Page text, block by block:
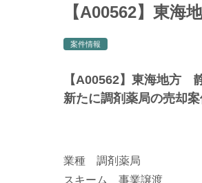
【A00562】東海
案件情報
【A00562】東海地方
新たに調剤薬局の売却案
業種 調剤薬局
スキーム 事業譲渡